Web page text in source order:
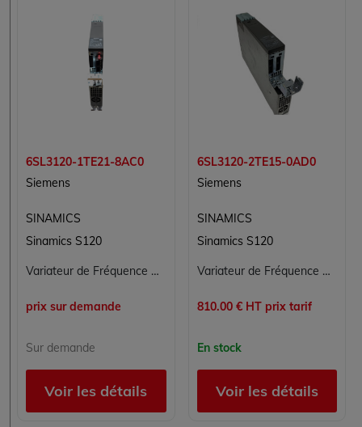
6SL3120-1TE21-8AC0
Siemens
SINAMICS
Sinamics S120
Variateur de Fréquence Siemens 6SL3120-1TE21-8AC0 pour Conversion d'Énergie
prix sur demande
Sur demande
Voir les détails
6SL3120-2TE15-0AD0
Siemens
SINAMICS
Sinamics S120
Variateur de Fréquence SINAMICS S120 Siemens 6SL3120-2TE15-0AD0 pour Applications Industrielles
810.00 € HT prix tarif
En stock
Voir les détails